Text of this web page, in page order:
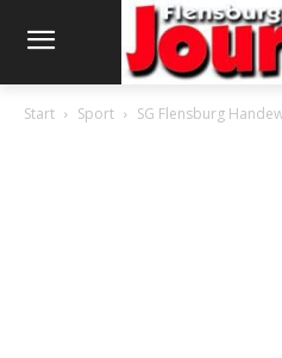
Start Sport SG Flensburg